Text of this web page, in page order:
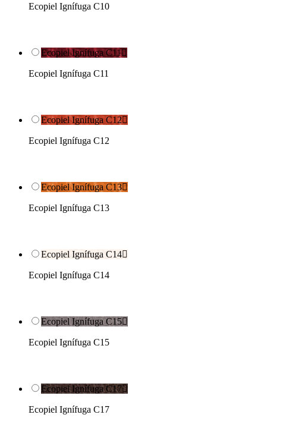
Ecopiel Ignífuga C10
Ecopiel Ignífuga C11
Ecopiel Ignífuga C11
Ecopiel Ignífuga C12
Ecopiel Ignífuga C12
Ecopiel Ignífuga C13
Ecopiel Ignífuga C13
Ecopiel Ignífuga C14
Ecopiel Ignífuga C14
Ecopiel Ignífuga C15
Ecopiel Ignífuga C15
Ecopiel Ignífuga C17
Ecopiel Ignífuga C17